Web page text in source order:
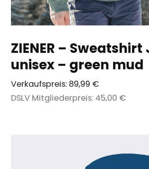
ZIENER – Sweatshirt
unisex – green mud
Verkaufspreis: 89,99 €
DSLV Mitgliederpreis: 45,00 €